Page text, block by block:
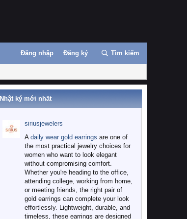
Đăng nhập Đăng ký Tìm kiếm
Nhật ký mới nhất
siriusjewelers
A daily wear gold earrings are one of
the most practical jewelry choices for
women who want to look elegant
without compromising comfort.
Whether you're heading to the office,
attending college, working from home,
or meeting friends, the right pair of
gold earrings can complete your look
effortlessly. Lightweight, durable, and
timeless, these earrings are designed